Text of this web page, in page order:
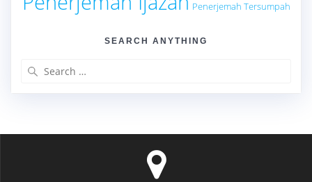
Penerjemah Tersumpah
SEARCH ANYTHING